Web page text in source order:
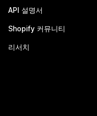
API 설명서
Shopify 커뮤니티
리서치